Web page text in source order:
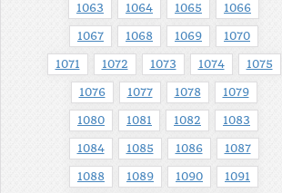
1063 1064 1065 1066
1067 1068 1069 1070
1071 1072 1073 1074 1075
1076 1077 1078 1079
1080 1081 1082 1083
1084 1085 1086 1087
1088 1089 1090 1091